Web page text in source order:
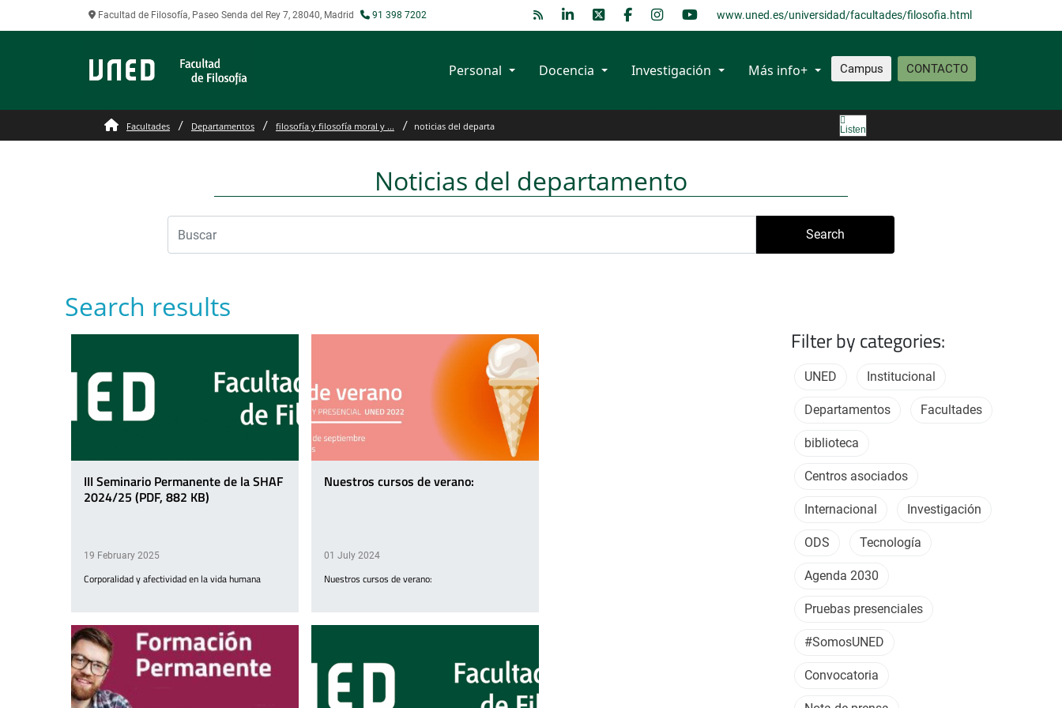
Facultad de Filosofía, Paseo Senda del Rey 7, 28040, Madrid 91 398 7202 www.uned.es/universidad/facultades/filosofia.html
Campus CONTACTO
Personal Docencia Investigación Más info+
Facultades Departamentos filosofía y filosofía moral y ... noticias del departa Listen
Noticias del departamento
Search
Search results
III Seminario Permanente de la SHAF
2024/25 (PDF, 882 KB)
19 February 2025
Corporalidad y afectividad en la vida humana
Nuestros cursos de verano:
01 July 2024
Nuestros cursos de verano:
Filter by categories:
UNED Institucional
Departamentos Facultades
biblioteca
Centros asociados
Internacional Investigación
ODS Tecnología
Agenda 2030
Pruebas presenciales
#SomosUNED
Convocatoria